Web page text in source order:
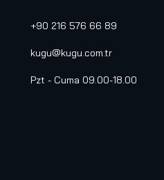
+90 216 576 66 89
kugu@kugu.com.tr
Pzt - Cuma 09.00-18.00